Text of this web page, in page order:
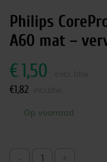
Philips
A60 mat –
€1,50
€1,82
Op voorraad